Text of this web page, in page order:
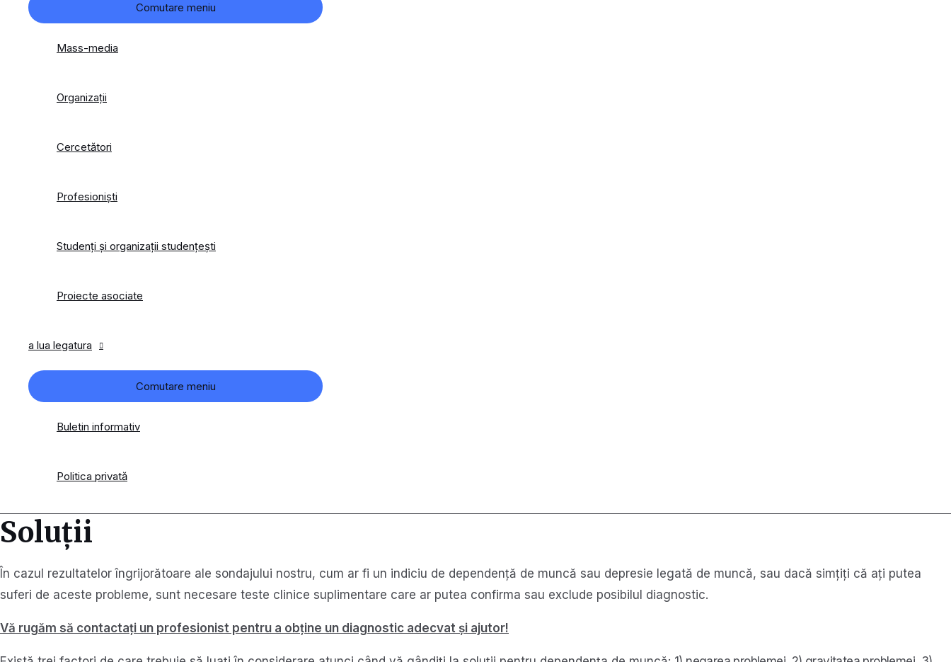
Comutare meniu
Mass-media
Organizații
Cercetători
Profesionişti
Studenți și organizații studențești
Proiecte asociate
a lua legatura
Comutare meniu
Buletin informativ
Politica privată
Soluții
În cazul rezultatelor îngrijorătoare ale sondajului nostru, cum ar fi un indiciu de dependență de muncă sau depresie legată de muncă, sau dacă simțiți că ați putea
suferi de aceste probleme, sunt necesare teste clinice suplimentare care ar putea confirma sau exclude posibilul diagnostic.
Vă rugăm să contactați un profesionist pentru a obține un diagnostic adecvat și ajutor!